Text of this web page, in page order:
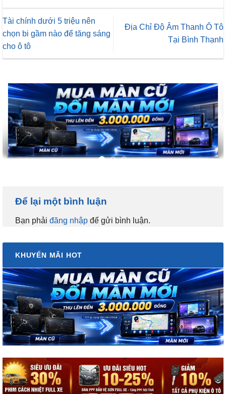
Tài chính dưới 5 triệu nên
chọn bi gầm nào để tăng sáng
cho ô tô
Địa Chỉ Độ Âm Thanh Ô Tô
Tại Bình Thạnh
Để lại một bình luận
Bạn phải đăng nhập để gửi bình luận.
KHUYẾN MÃI HOT